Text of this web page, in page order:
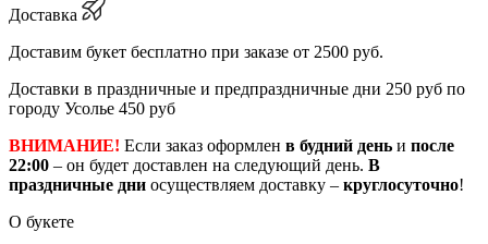
Доставка
Доставим букет бесплатно при заказе от 2500 руб.
Доставки в праздничные и предпраздничные дни 250 руб по
городу Усолье 450 руб
ВНИМАНИЕ! Если заказ оформлен в будний день и после
22:00 – он будет доставлен на следующий день. В
праздничные дни осуществляем доставку – круглосуточно!
О букете